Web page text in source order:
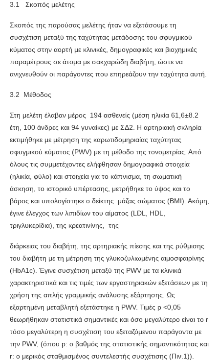
3.1 Σκοπός μελέτης
Σκοπός της παρούσας μελέτης ήταν να εξετάσουμε τη
συσχέτιση μεταξύ της ταχύτητας μετάδοσης του σφυγμικού
κύματος στην αορτή με κλινικές, δημογραφικές και βιοχημικές
παραμέτρους σε άτομα με σακχαρώδη διαβήτη, ώστε να
ανιχνευθούν οι παράγοντες που επηρεάζουν την ταχύτητα αυτή.
3.2 Μέθοδος
Στη μελέτη έλαβαν μέρος 194 ασθενείς (μέση ηλικία 61,6±8.2
έτη, 100 άνδρες και 94 γυναίκες) με ΣΔ2. Η αρτηριακή σκληρία
εκτιμήθηκε με μέτρηση της καρωτιδομηριαίας ταχύτητας
σφυγμικού κύματος (PWV) με τη μέθοδο της τονομετρίας. Από
όλους τις συμμετέχοντες ελήφθησαν δημογραφικά στοιχεία
(ηλικία, φύλο) και στοιχεία για το κάπνισμα, τη σωματική
άσκηση, το ιστορικό υπέρτασης, μετρήθηκε το ύψος και το
βάρος και υπολογίστηκε ο δείκτης μάζας σώματος (BMI). Ακόμη,
έγινε έλεγχος των λιπιδίων του αίματος (LDL, HDL,
τριγλυκερίδια), της κρεατινίνης, της
διάρκειας του διαβήτη, της αρτηριακής πίεσης και της ρύθμισης
του διαβήτη με τη μέτρηση της γλυκοζυλιωμένης αιμοσφαιρίνης
(HbA1c). Έγινε συσχέτιση μεταξύ της PWV με τα κλινικά
χαρακτηριστικά και τις τιμές των εργαστηριακών εξετάσεων με τη
χρήση της απλής γραμμικής ανάλυσης εξάρτησης. Ως
εξαρτημένη μεταβλητή εξετάστηκε η PWV. Τιμές p <0,05
θεωρήθηκαν στατιστικά σημαντικές και όσο μεγαλύτερο είναι το r
τόσο μεγαλύτερη η συσχέτιση του εξεταζόμενου παράγοντα με
την PWV, (όπου p: ο βαθμός της στατιστικής σημαντικότητας και
r: ο μερικός σταθμισμένος συντελεστής συσχέτισης (Πιν.1)).